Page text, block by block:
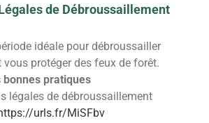
de Débroussaillement
idéale pour débroussailler
vous protéger des feux de forêt.
bonnes pratiques
légales de débroussaillement
urls.fr/MiSFbv